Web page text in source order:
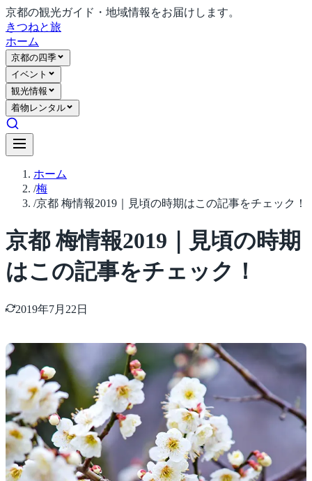
京都の観光ガイド・地域情報をお届けします。
きつねと旅
ホーム
京都の四季
イベント
観光情報
着物レンタル
ホーム
/梅
/京都 梅情報2019｜見頃の時期はこの記事をチェック！
京都 梅情報2019｜見頃の時期
はこの記事をチェック！
2019年7月22日